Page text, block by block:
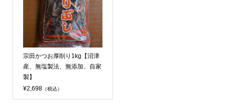
宗田かつお厚削り1kg【沼津
産、無塩製法、無添加、自家
製】
¥2,698（税込）